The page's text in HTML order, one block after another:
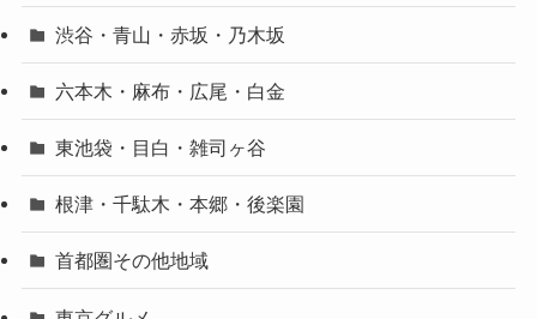
渋谷・青山・赤坂・乃木坂
六本木・麻布・広尾・白金
東池袋・目白・雑司ヶ谷
根津・千駄木・本郷・後楽園
首都圏その他地域